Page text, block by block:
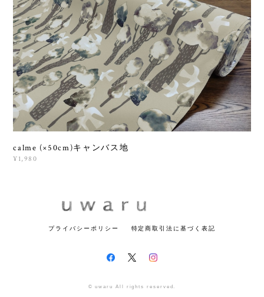
calme (×50cm)キャンバス地
¥1,980
プライバシーポリシー 特定商取引法に基づく表記
© uwaru All rights reserved.